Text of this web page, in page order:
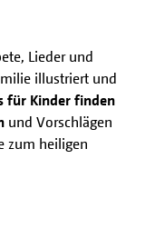
Lieder und
illustriert und
für Kinder finden
und Vorschlägen
zum heiligen